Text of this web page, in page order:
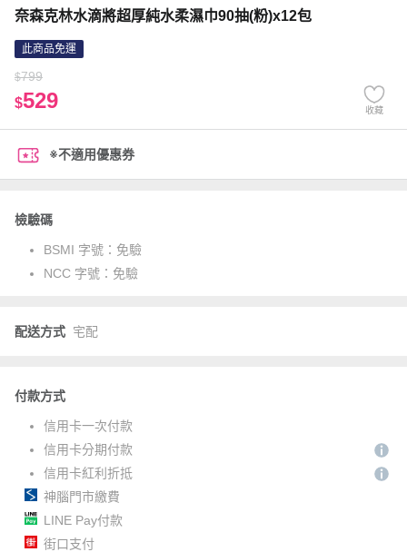
奈森克林水滴將超厚純水柔濕巾90抽(粉)x12包
此商品免運
$799
$529 收藏
※不適用優惠券
檢驗碼
BSMI 字號： 免驗
NCC 字號： 免驗
配送方式 宅配
付款方式
信用卡一次付款
信用卡分期付款
信用卡紅利折抵
神腦門市繳費
LINE Pay付款
街口支付